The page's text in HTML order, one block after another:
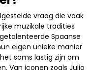
vraag die vaak
muzikale tradities
Spaanse
eigen unieke manier
soms lastig zijn om
Van iconen zoals Julio